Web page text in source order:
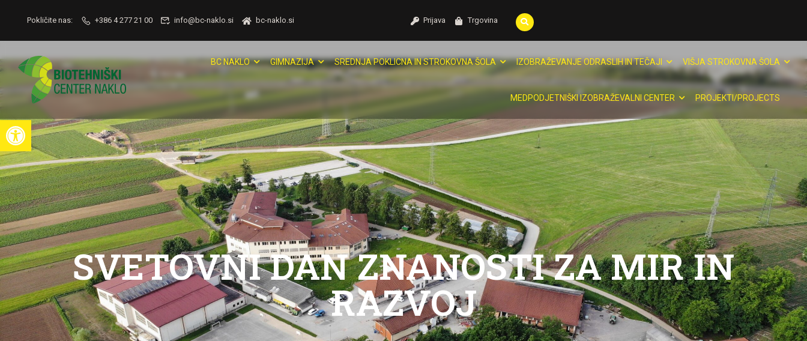
Open toolbar
Pokličite nas: +386 4 277 21 00 info@bc-naklo.si bc-naklo.si Prijava Trgovina
BC NAKLO GIMNAZIJA SREDNJA POKLICNA IN STROKOVNA ŠOLA IZOBRAŽEVANJE ODRASLIH IN TEČAJI VIŠJA STROKOVNA ŠOLA
MEDPODJETNIŠKI IZOBRAŽEVALNI CENTER PROJEKTI/PROJECTS
SVETOVNI DAN ZNANOSTI ZA MIR IN
RAZVOJ